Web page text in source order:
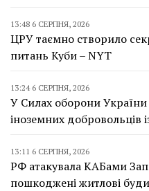
13:48 6 СЕРПНЯ, 2026
ЦРУ таємно створило
питань Куби – NYT
13:24 6 СЕРПНЯ, 2026
У Силах оборони
іноземних добровольців
13:11 6 СЕРПНЯ, 2026
РФ атакувала КАБами
пошкоджені житлові